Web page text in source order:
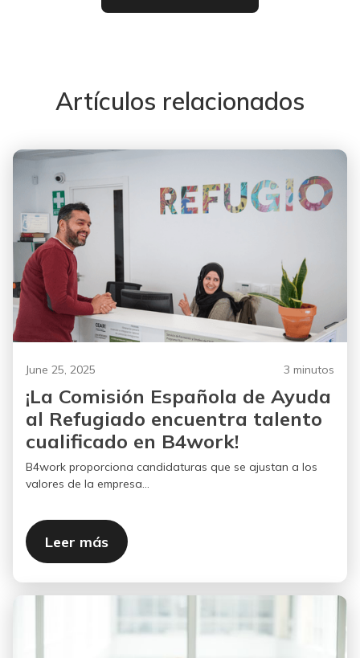
Artículos relacionados
June 25, 2025 3 minutos
¡La Comisión Española de Ayuda
al Refugiado encuentra talento
cualificado en B4work!
B4work proporciona candidaturas que se ajustan a los
valores de la empresa...
Leer más